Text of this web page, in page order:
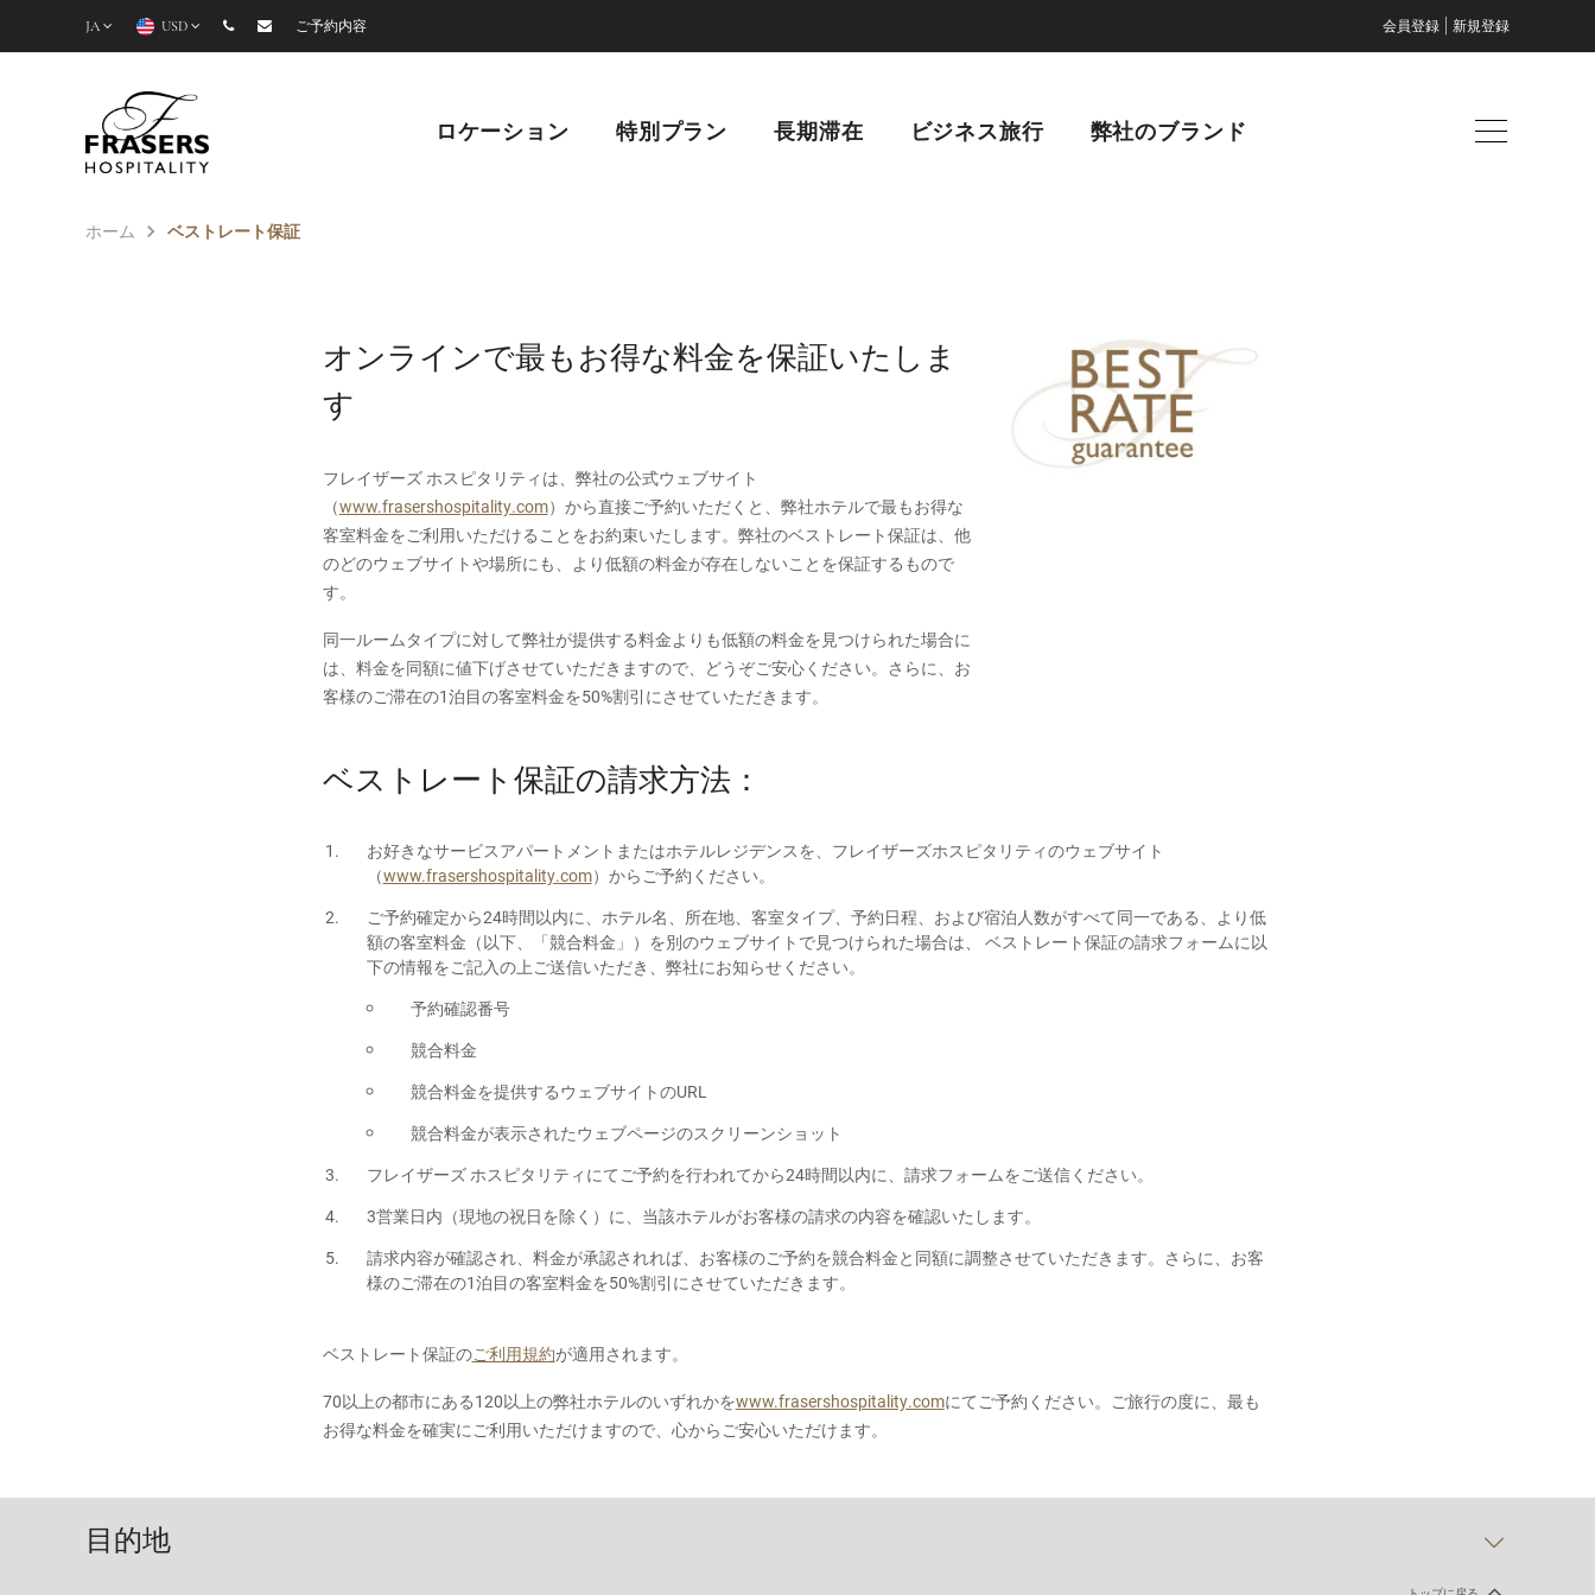
JA USD ご予約内容 会員登録 新規登録
ロケーション 特別プラン 長期滞在 ビジネス旅行 弊社のブランド
ホーム ベストレート保証
オンラインで最もお得な料金を保証いたしま
す
フレイザーズ ホスピタリティは、弊社の公式ウェブサイト
（www.frasershospitality.com）から直接ご予約いただくと、弊社ホテルで最もお得な
客室料金をご利用いただけることをお約束いたします。弊社のベストレート保証は、他
のどのウェブサイトや場所にも、より低額の料金が存在しないことを保証するもので
す。
同一ルームタイプに対して弊社が提供する料金よりも低額の料金を見つけられた場合に
は、料金を同額に値下げさせていただきますので、どうぞご安心ください。さらに、お
客様のご滞在の1泊目の客室料金を50%割引にさせていただきます。
ベストレート保証の請求方法：
お好きなサービスアパートメントまたはホテルレジデンスを、フレイザーズホスピタリティのウェブサイト
（www.frasershospitality.com）からご予約ください。
ご予約確定から24時間以内に、ホテル名、所在地、客室タイプ、予約日程、および宿泊人数がすべて同一である、より低
額の客室料金（以下、「競合料金」）を別のウェブサイトで見つけられた場合は、 ベストレート保証の請求フォームに以
下の情報をご記入の上ご送信いただき、弊社にお知らせください。
予約確認番号
競合料金
競合料金を提供するウェブサイトのURL
競合料金が表示されたウェブページのスクリーンショット
フレイザーズ ホスピタリティにてご予約を行われてから24時間以内に、請求フォームをご送信ください。
3営業日内（現地の祝日を除く）に、当該ホテルがお客様の請求の内容を確認いたします。
請求内容が確認され、料金が承認されれば、お客様のご予約を競合料金と同額に調整させていただきます。さらに、お客
様のご滞在の1泊目の客室料金を50%割引にさせていただきます。
ベストレート保証のご利用規約が適用されます。
70以上の都市にある120以上の弊社ホテルのいずれかをwww.frasershospitality.comにてご予約ください。ご旅行の度に、最も
お得な料金を確実にご利用いただけますので、心からご安心いただけます。
目的地